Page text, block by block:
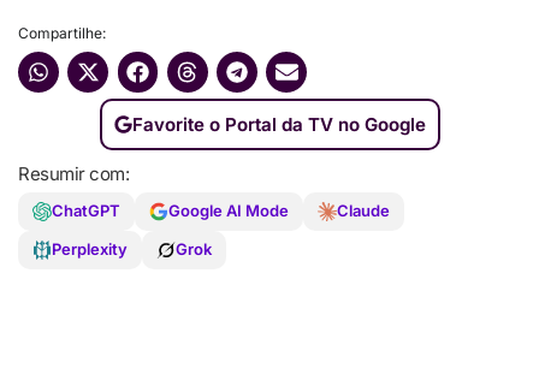
Compartilhe:
Favorite o Portal da TV no Google
Resumir com:
ChatGPT Google AI Mode
Claude
Perplexity
Grok